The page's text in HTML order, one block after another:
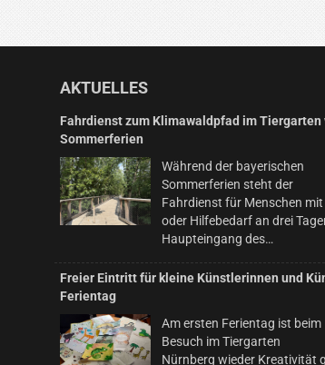
AKTUELLES
Fahrdienst zum Klimawaldpfad im Tiergarten
Sommerferien
Während der bayerischen
Sommerferien steht der
Fahrdienst für Menschen
oder Hilfebedarf an drei
Haupteingang des…
Freier Eintritt für kleine Künstlerinnen und
Ferientag
Am ersten Ferientag ist beim
Besuch im Tiergarten
Nürnberg wieder Kreativität